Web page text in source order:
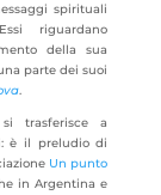
spirituali
riguardano
della sua
parte dei suoi
.
trasferisce a
è il preludio di
Un punto
in Argentina e